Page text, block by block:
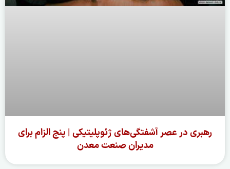
رهبری در عصر آشفتگی‌های ژئوپلیتیکی | پنج الزام برای
مدیران صنعت معدن